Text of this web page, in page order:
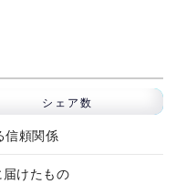
シェア数
信頼関係
けたもの